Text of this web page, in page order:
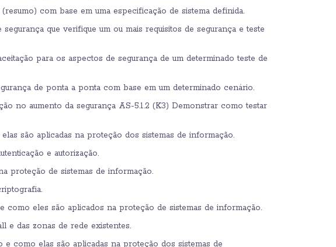
com base em uma especificação de sistema definida.
que verifique um ou mais requisitos de segurança e teste
para os aspectos de segurança de um determinado teste de
de ponta a ponta com base em um determinado cenário.
no aumento da segurança AS-5.1.2 (K3) Demonstrar como testar
são aplicadas na proteção dos sistemas de informação.
e autorização.
proteção de sistemas de informação.
eles são aplicados na proteção de sistemas de informação.
e das zonas de rede existentes.
como elas são aplicadas na proteção dos sistemas de